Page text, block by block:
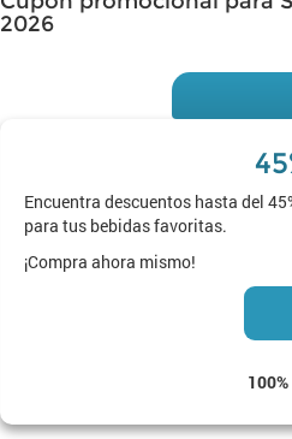
2026
Encuentra descuentos hasta del
para tus bebidas favoritas.
¡Compra ahora mismo!